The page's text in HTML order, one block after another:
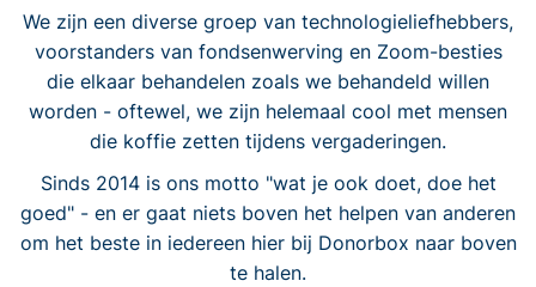
We zijn een diverse groep van technologieliefhebbers,
voorstanders van fondsenwerving en Zoom-besties
die elkaar behandelen zoals we behandeld willen
worden - oftewel, we zijn helemaal cool met mensen
die koffie zetten tijdens vergaderingen.
Sinds 2014 is ons motto "wat je ook doet, doe het
goed" - en er gaat niets boven het helpen van anderen
om het beste in iedereen hier bij Donorbox naar boven
te halen.